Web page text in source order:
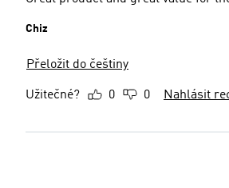
Chiz
Přeložit do češtiny
Užitečné? 0 0 Nahlásit